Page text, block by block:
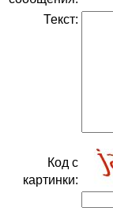
Текст:
Код с
картинки: